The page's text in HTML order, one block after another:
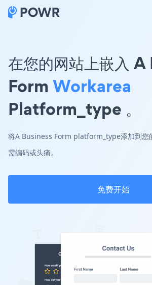
在您的网站上嵌入
Form Workarea
Platform_type 。
将A Business Form platform_type添加到您
需编码或头痛。
免费开始